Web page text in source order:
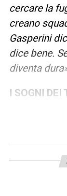
cercare la
creano
Gasperini
dice bene.
diventa
I SOGNI DEI
sono
contro
danno
giocare alla